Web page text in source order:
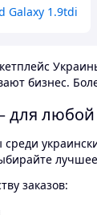
Galaxy 1.9tdi
бизнес.
любой
заказов: